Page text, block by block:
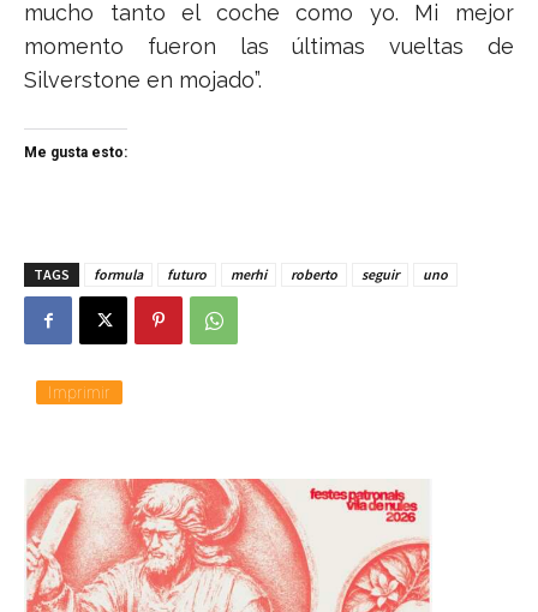
mucho tanto el coche como yo. Mi mejor
momento fueron las últimas vueltas de
Silverstone en mojado”.
Me gusta esto:
TAGS formula futuro merhi roberto seguir uno
Imprimir